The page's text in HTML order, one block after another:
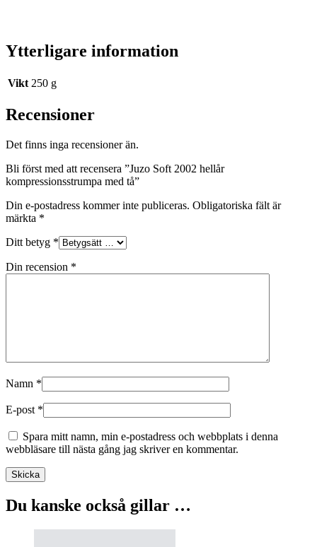
Ytterligare information
Vikt 250 g
Recensioner
Det finns inga recensioner än.
Bli först med att recensera ”Juzo Soft 2002 hellår
kompressionsstrumpa med tå”
Din e-postadress kommer inte publiceras. Obligatoriska fält är
märkta *
Ditt betyg *
Din recension *
Namn *
E-post *
Spara mitt namn, min e-postadress och webbplats i denna
webbläsare till nästa gång jag skriver en kommentar.
Skicka
Du kanske också gillar …